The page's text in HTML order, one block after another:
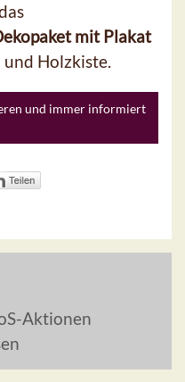
mit Plakat
Holzkiste.
und immer informiert
Aktionen